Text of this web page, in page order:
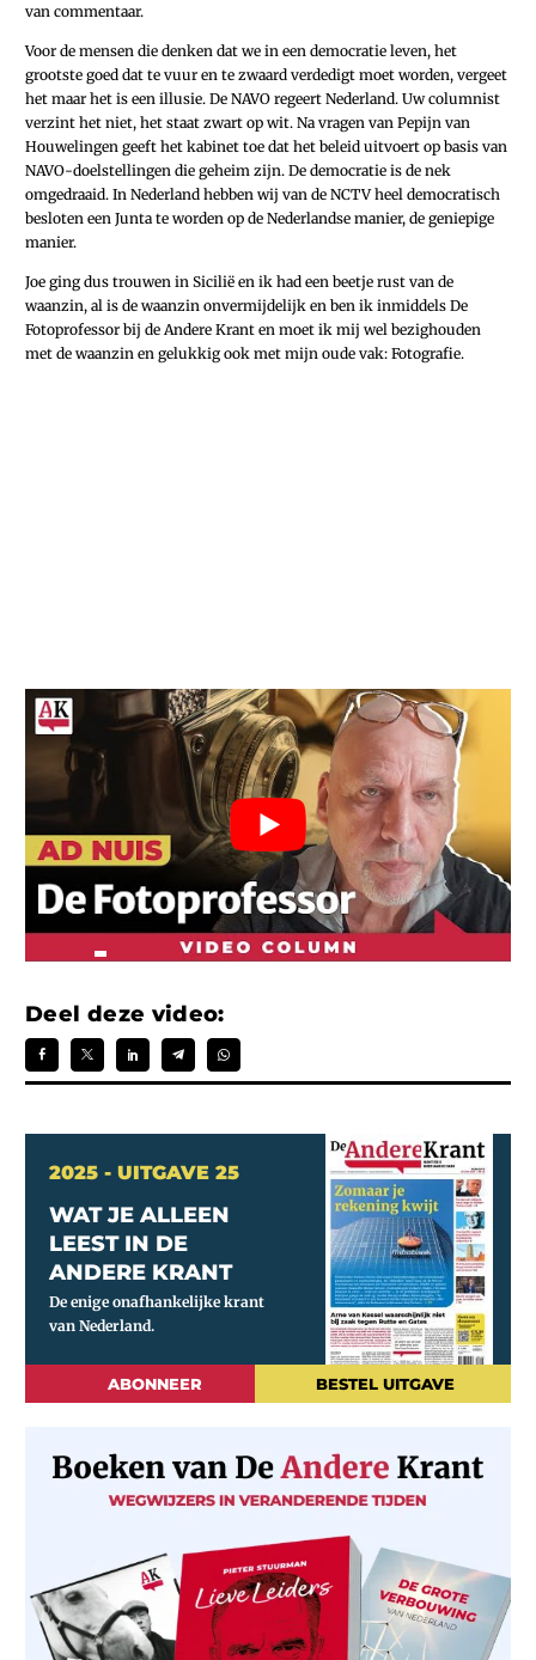
van commentaar.
Voor de mensen die denken dat we in een democratie leven, het
grootste goed dat te vuur en te zwaard verdedigt moet worden, vergeet
het maar het is een illusie. De NAVO regeert Nederland. Uw columnist
verzint het niet, het staat zwart op wit. Na vragen van Pepijn van
Houwelingen geeft het kabinet toe dat het beleid uitvoert op basis van
NAVO-doelstellingen die geheim zijn. De democratie is de nek
omgedraaid. In Nederland hebben wij van de NCTV heel democratisch
besloten een Junta te worden op de Nederlandse manier, de geniepige
manier.
Joe ging dus trouwen in Sicilië en ik had een beetje rust van de
waanzin, al is de waanzin onvermijdelijk en ben ik inmiddels De
Fotoprofessor bij de Andere Krant en moet ik mij wel bezighouden
met de waanzin en gelukkig ook met mijn oude vak: Fotografie.
Deel deze video:
2025 - UITGAVE 25
WAT JE ALLEEN
LEEST IN DE
ANDERE KRANT
ABONNEER BESTEL UITGAVE